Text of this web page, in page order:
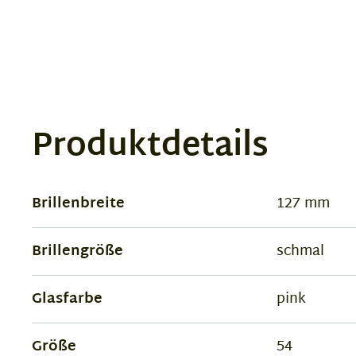
Produktdetails
Brillenbreite
127 mm
Brillengröße
schmal
Glasfarbe
pink
Größe
54